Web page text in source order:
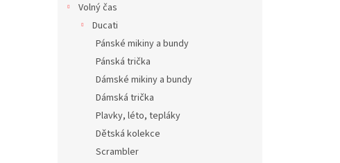
Volný čas
Ducati
Pánské mikiny a bundy
Pánská trička
Dámské mikiny a bundy
Dámská trička
Plavky, léto, tepláky
Dětská kolekce
Scrambler